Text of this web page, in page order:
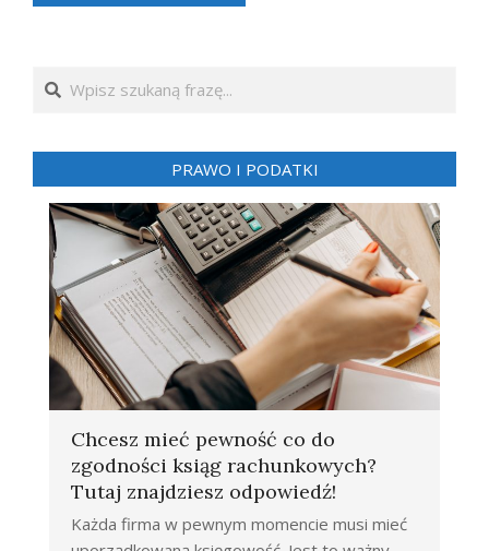
Search
PRAWO I PODATKI
Chcesz mieć pewność co do
zgodności ksiąg rachunkowych?
Tutaj znajdziesz odpowiedź!
Każda firma w pewnym momencie musi mieć